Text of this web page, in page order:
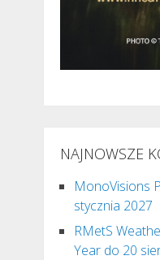
NAJNOWSZE
MonoVisions
stycznia 2027
RMetS
Year do 20